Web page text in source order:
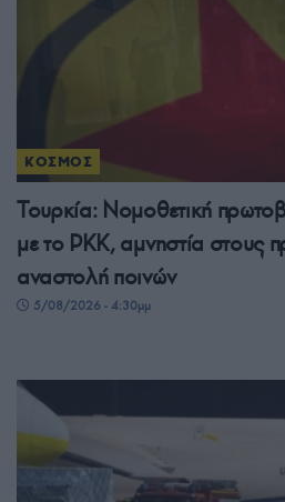
ΚΟΣΜΟΣ
Τουρκία: Νομοθετική
με το PKK, αμνηστία στους
αναστολή ποινών
5/08/2026 - 4:30μμ